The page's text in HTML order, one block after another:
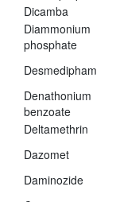
Dicamba
Diammonium
phosphate
Desmedipham
Denathonium
benzoate
Deltamethrin
Dazomet
Daminozide